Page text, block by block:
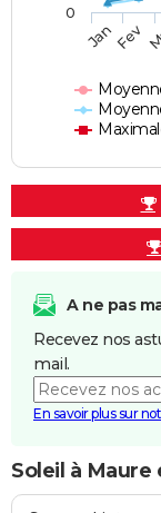
JanFev
0
A ne pas
Recevez nos
mail.
En savoir plus sur
Soleil à Maure